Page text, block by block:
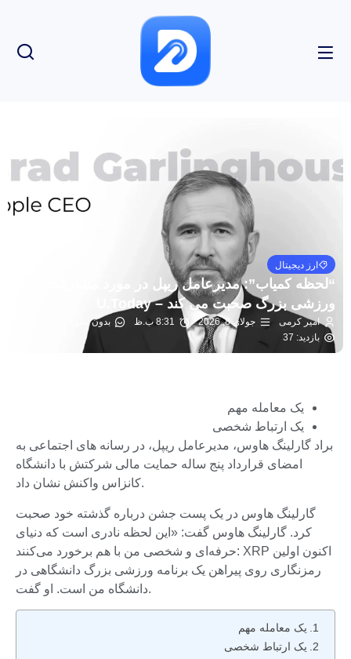
ارز دیجیتال
“لحظه کمیاب”: مدیرعامل ریپل در مورد مشارکت
ورزشی بزرگ صحبت می کند – U.Today
امیر کرمی جولای 8, 2026 8:31 ب.ظ
بدون نظر
بازدید: 37
یک معامله مهم
یک ارتباط شخصی
براد گارلینگ هاوس، مدیرعامل ریپل، در رسانه های اجتماعی به
امضای قرارداد پنج ساله حمایت مالی شرکتش با دانشگاه
کانزاس واکنش نشان داد.
گارلینگ هاوس در یک پست جشن درباره گذشته خود صحبت
کرد. گارلینگ هاوس گفت: «این لحظه نادری است که دنیای
حرفه‌ای و شخصی من با هم برخورد می‌کنند: XRP اکنون اولین
رمزنگاری روی پیراهن یک برنامه ورزشی بزرگ دانشگاهی در
دانشگاه من است. او گفت.
یک معامله مهم
یک ارتباط شخصی